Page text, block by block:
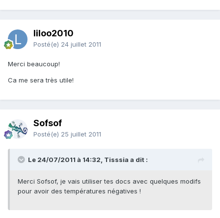
liloo2010
Posté(e) 24 juillet 2011
Merci beaucoup!
Ca me sera très utile!
Sofsof
Posté(e) 25 juillet 2011
Le 24/07/2011 à 14:32, Tisssia a dit :
Merci Sofsof, je vais utiliser tes docs avec quelques modifs
pour avoir des températures négatives !